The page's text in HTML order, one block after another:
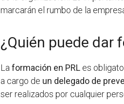
marcarán el rumbo de la
¿Quién puede dar
Laformación en PRL es
a cargo de un delegado de
ser realizados por cualquier